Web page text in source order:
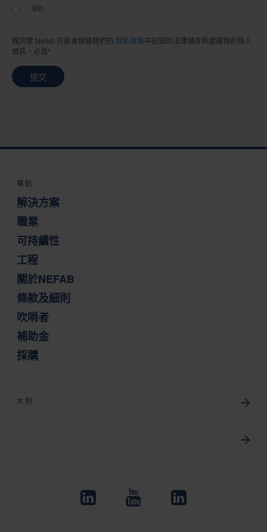
是的
我同意 Nefab 可能會根據我們的 隱私政策中記錄的法律儲存和處理我的個人
資訊。必填*
提交
導航
解決方案
職業
可持續性
工程
關於NEFAB
條款及細則
吹哨者
補助金
採購
大約